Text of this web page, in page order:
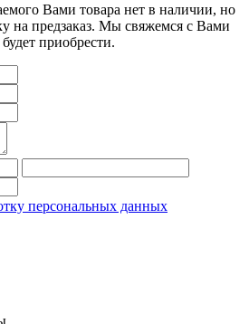
Вами товара нет в наличии, но
на предзаказ. Мы свяжемся с Вами
приобрести.
персональных данных